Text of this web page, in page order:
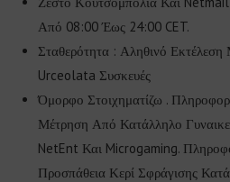
Από 08:00 Έως 24:00 CET.
Σταθερότητα : Αληθινό
Urceolata Συσκευές
Όμορφο Στοιχηματίζω .
Μέτρηση Από Κατάλληλο
NetEnt Και Microgaming.
Προσπάθεια Κερί Σφράγισης